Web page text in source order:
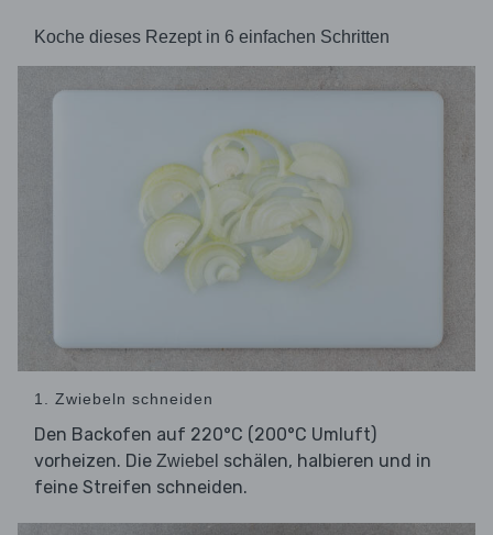
Koche dieses Rezept in 6 einfachen Schritten
1. Zwiebeln schneiden
Den Backofen auf 220°C (200°C Umluft)
vorheizen. Die Zwiebel schälen, halbieren und in
feine Streifen schneiden.